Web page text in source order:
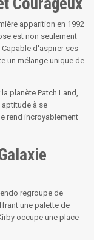
apparition en 1992
est non seulement
d'aspirer ses
un mélange unique de
planète Patch Land,
aptitude à se
rend incroyablement
regroupe de
une palette de
occupe une place